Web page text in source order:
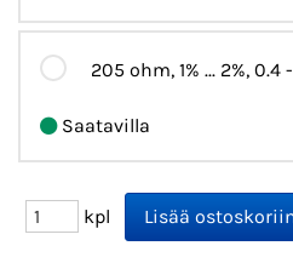
205 ohm, 1% ... 2%, 0.4
Saatavilla
kpl